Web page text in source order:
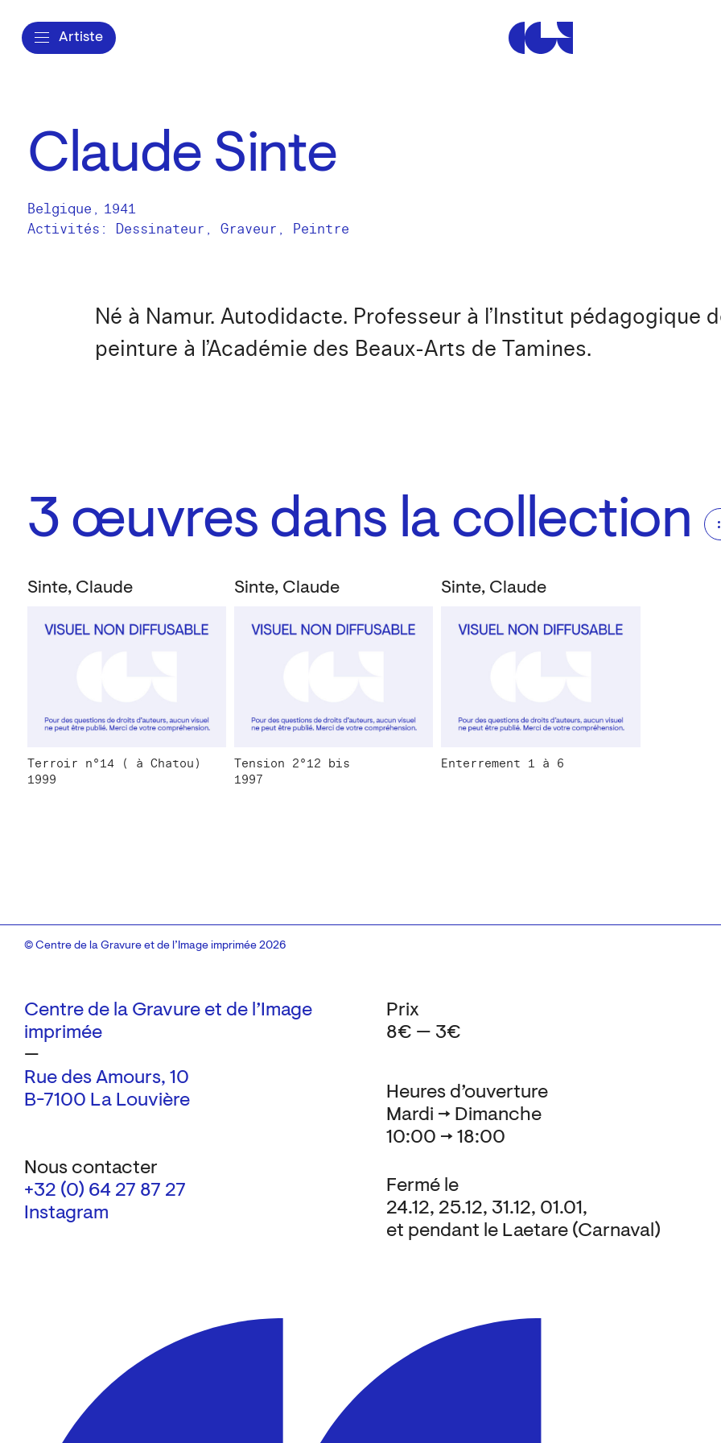
Artiste Centre de la Gravure et
Claude Sinte
Belgique , 1941
Activités: Dessinateur Graveur Peintre
Né à Namur. Autodidacte. Professeur à l’Institut pédagogique
peinture à l’Académie des Beaux-Arts de Tamines.
3 œuvres dans la collection
Sinte, Claude
Terroir n°14 ( à Chatou)
1999
Sinte, Claude
Tension 2°12 bis
1997
Sinte, Claude
Enterrement 1 à 6
Centre de la Gravure et de l’Image
imprimée
—
Rue des Amours, 10
B-7100 La Louvière
Nous contacter
+32 (0) 64 27 87 27
Instagram
Heures d’ouverture
Mardi → Dimanche
10:00 → 18:00
Fermé le
24.12, 25.12, 31.12, 01.01,
et pendant le Laetare (Carnaval)
Prix
8€ — 3€
© Centre de la Gravure et de l’Image imprimée 2026